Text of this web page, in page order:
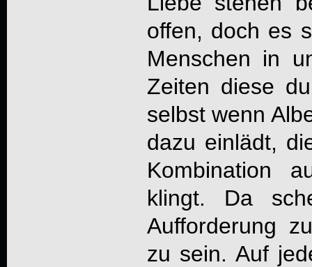
offen, doch es
Menschen in
Zeiten diese
selbst wenn
dazu einlädt,
Kombination
klingt. Da
Aufforderung
zu sein. Auf